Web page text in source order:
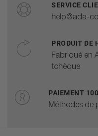
SERVICE
help@ada-
PRODUIT DE
Fabriqué en
tchèque
PAIEMENT
Méthodes de